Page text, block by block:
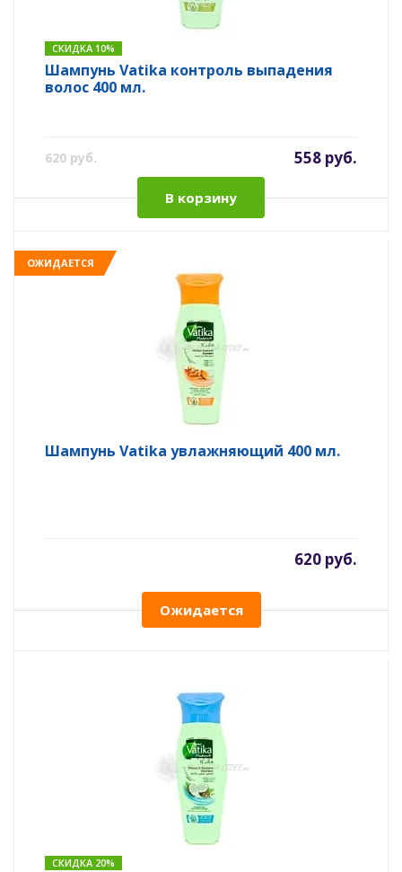
СКИДКА 10%
Шампунь Vatika контроль выпадения
волос 400 мл.
620 руб. 558 руб.
В корзину
ОЖИДАЕТСЯ
Шампунь Vatika увлажняющий 400 мл.
620 руб.
Ожидается
СКИДКА 20%